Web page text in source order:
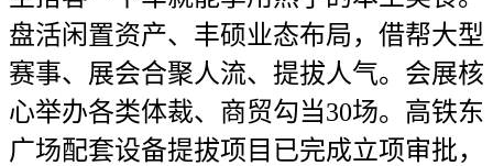
盘活闲置资产、丰硕业态布局，借帮大型
赛事、展会合聚人流、提拔人气。会展核
心举办各类体裁、商贸勾当30场。高铁东
广场配套设备提拔项目已完成立项审批，